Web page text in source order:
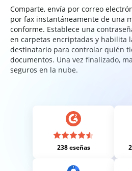
Comparte, envía por correo
por fax instantáneamente de una
conforme. Establece una
en carpetas encriptadas y habilita
destinatario para controlar quién
documentos. Una vez finalizado,
seguros en la nube.
238 eseñas